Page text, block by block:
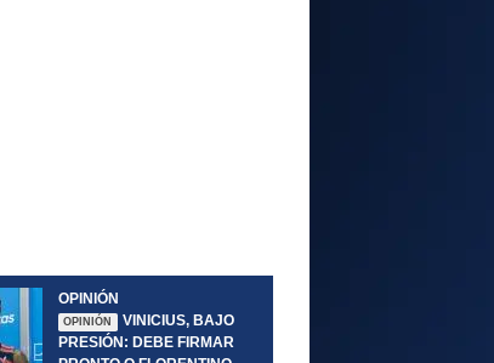
OPINIÓN
OPINIÓN
VINICIUS, BAJO
PRESIÓN: DEBE FIRMAR